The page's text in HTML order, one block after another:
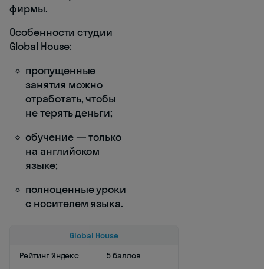
фирмы.
Особенности студии
Global House:
пропущенные
занятия можно
отработать, чтобы
не терять деньги;
обучение — только
на английском
языке;
полноценные уроки
с носителем языка.
Global House
Рейтинг Яндекс
5 баллов